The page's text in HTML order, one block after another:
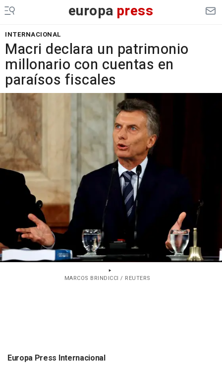
europa press
INTERNACIONAL
Macri declara un patrimonio
millonario con cuentas en
paraísos fiscales
MARCOS BRINDICCI / REUTERS
Europa Press Internacional